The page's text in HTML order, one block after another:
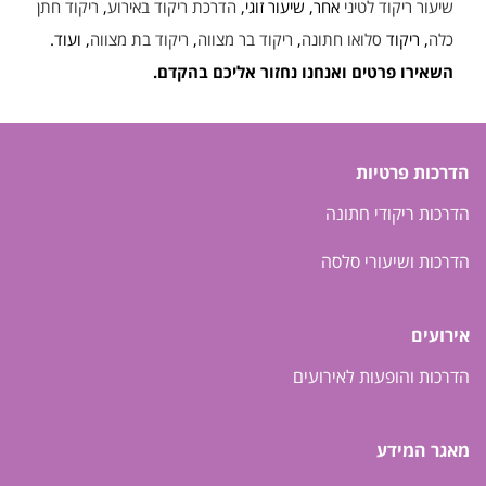
שיעור ריקוד לטיני אחר, שיעור זוגי, הדרכת ריקוד באירוע, ריקוד חתן
כלה, ריקוד סלואו חתונה, ריקוד בר מצווה, ריקוד בת מצווה, ועוד.
השאירו פרטים ואנחנו נחזור אליכם בהקדם.
הדרכות פרטיות
הדרכות ריקודי חתונה
הדרכות ושיעורי סלסה
אירועים
הדרכות והופעות לאירועים
מאגר המידע